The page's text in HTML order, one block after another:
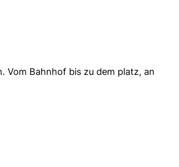
Vom Bahnhof bis zu dem platz, an